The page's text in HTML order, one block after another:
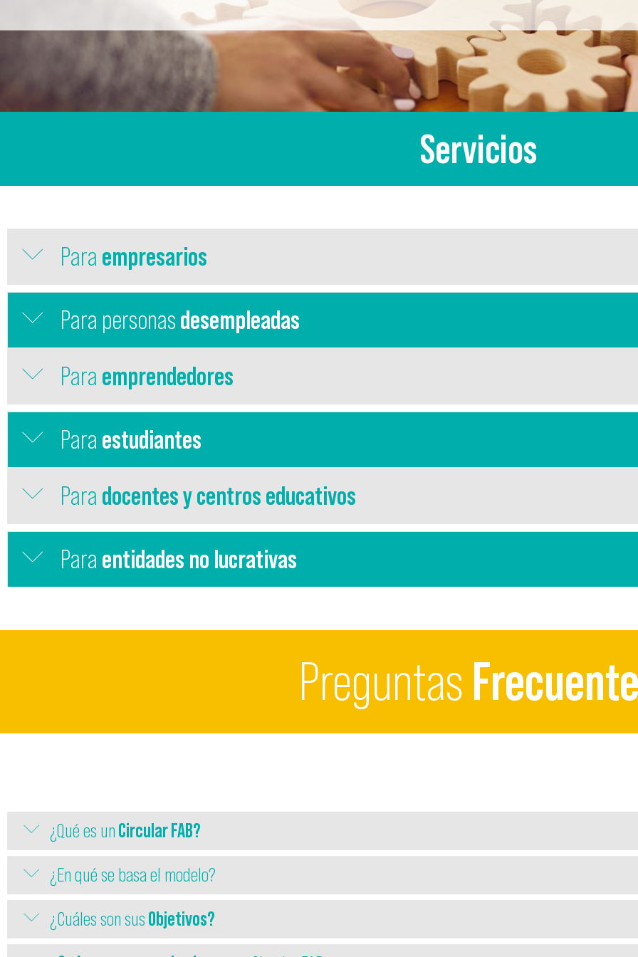
Servicios
Para empresarios
Para personasdesempleadas
Para emprendedores
Para estudiantes
Para docentes y centros educativos
Para entidades no lucrativas
Preguntas
¿Qué es unCircular FAB?
¿En qué se basa el modelo?
¿Cuáles son susObjetivos?